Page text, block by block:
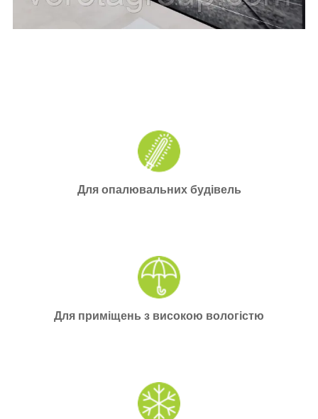
Для опалювальних будівель
Для приміщень з високою вологістю